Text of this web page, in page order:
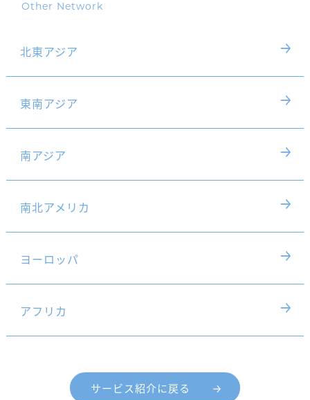
Other Network
北東アジア
東南アジア
南アジア
南北アメリカ
ヨーロッパ
アフリカ
サービス紹介に戻る